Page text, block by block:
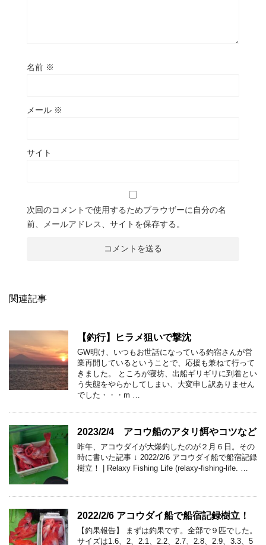
名前 ※
メール ※
サイト
次回のコメントで使用するためブラウザーに自分の名
前、メールアドレス、サイトを保存する。
関連記事
【釣行】ヒラメ狙いで撃沈
GW明け、いつもお世話になっている釣宿さんが営
業再開しているということで、応援も兼ねて行って
きました。 ところが寝坊、出船ギリギリに到着とい
う失態をやらかしてしまい、大変申し訳ありません
でした・・・m …
2023/2/4 アコウ船のアタリ餌やコツなど
昨年、アコウダイが大爆釣したのが２月６日。その
時に書いた記事 ↓ 2022/2/6 アコウダイ船で船宿記録
樹立！ | Relaxy Fishing Life (relaxy-fishing-life. …
2022/2/6 アコウダイ船で船宿記録樹立！
【釣果報告】 まずは釣果です。全部で９匹でした。
サイズは1.6、2、2.1、2.2、2.7、2.8、2.9、3.3、5